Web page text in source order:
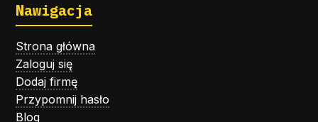
Nawigacja
Strona główna
Zaloguj się
Dodaj firmę
Przypomnij hasło
Blog